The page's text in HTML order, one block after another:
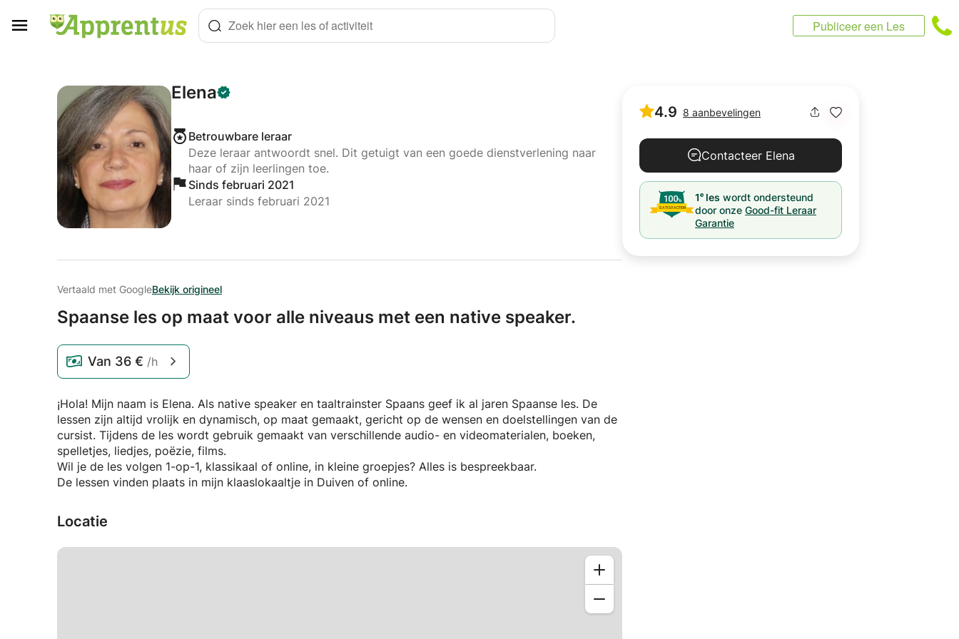
Zoek hier een les of activiteit Publiceer een Les
Elena
Betrouwbare leraar
Deze leraar antwoordt snel. Dit getuigt van een goede dienstverlening naar
haar of zijn leerlingen toe.
Sinds februari 2021
Leraar sinds februari 2021
Vertaald met GoogleBekijk origineel
Spaanse les op maat voor alle niveaus met een native speaker.
Van 36 € /h
¡Hola! Mijn naam is Elena. Als native speaker en taaltrainster Spaans geef ik al jaren Spaanse les. De
lessen zijn altijd vrolijk en dynamisch, op maat gemaakt, gericht op de wensen en doelstellingen van de
cursist. Tijdens de les wordt gebruik gemaakt van verschillende audio- en videomaterialen, boeken,
spelletjes, liedjes, poëzie, films.
Wil je de les volgen 1-op-1, klassikaal of online, in kleine groepjes? Alles is bespreekbaar.
De lessen vinden plaats in mijn klaaslokaaltje in Duiven of online.
Locatie
4.9 8 aanbevelingen
Contacteer Elena
1e les wordt ondersteund
door onze Good-fit Leraar
Garantie